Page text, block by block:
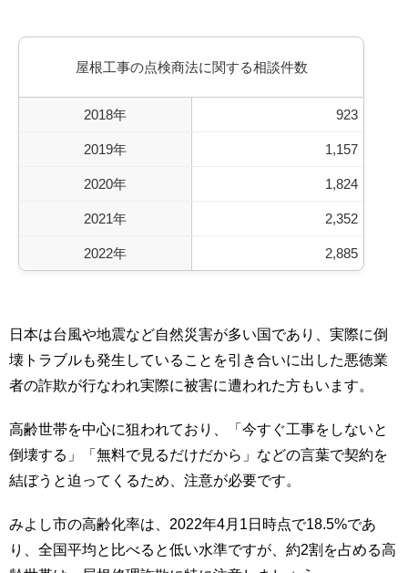
屋根工事の点検商法に関する相談件数
2018年 923
2019年 1,157
2020年 1,824
2021年 2,352
2022年 2,885
日本は台風や地震など自然災害が多い国であり、実際に倒
壊トラブルも発生していることを引き合いに出した悪徳業
者の詐欺が行なわれ実際に被害に遭われた方もいます。
高齢世帯を中心に狙われており、「今すぐ工事をしないと
倒壊する」「無料で見るだけだから」などの言葉で契約を
結ぼうと迫ってくるため、注意が必要です。
みよし市の高齢化率は、2022年4月1日時点で18.5%であ
り、全国平均と比べると低い水準ですが、約2割を占める高